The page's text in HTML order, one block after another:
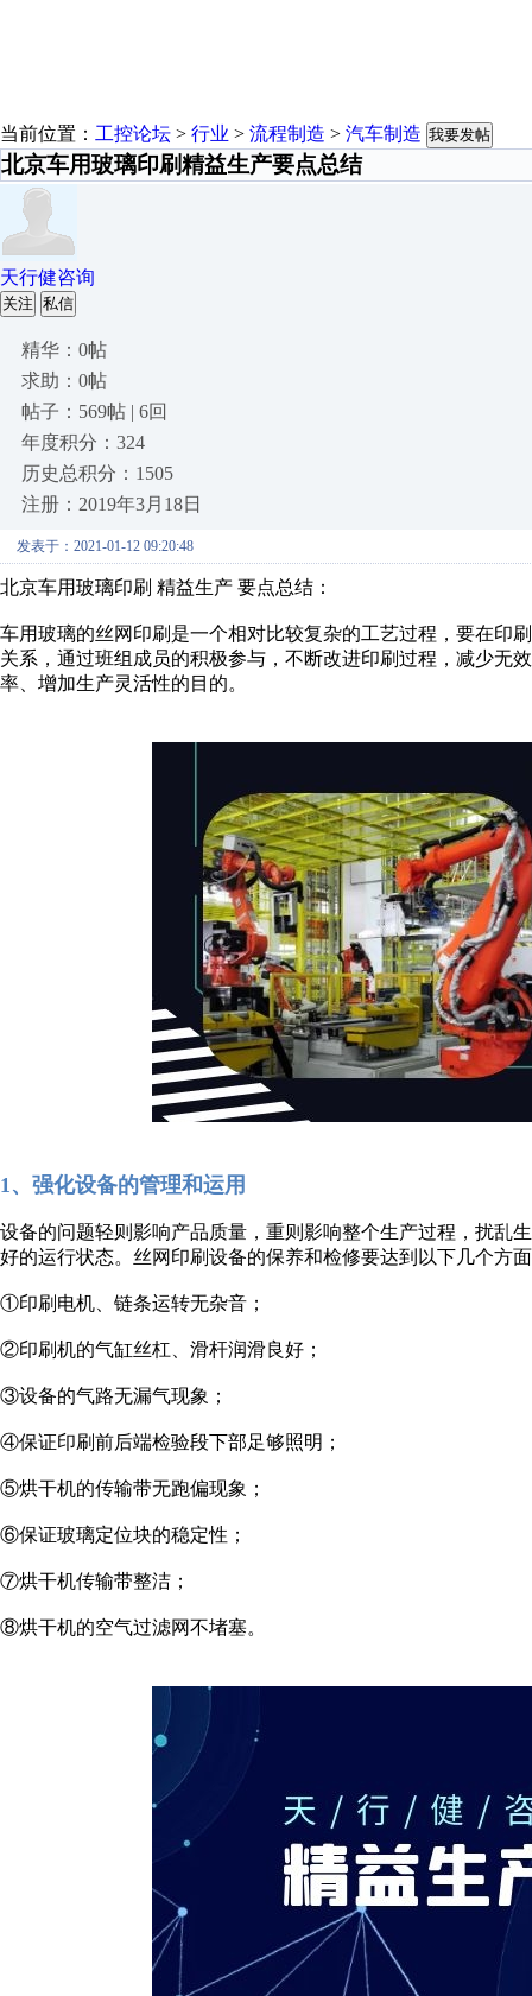
当前位置： 工控论坛 > 行业 > 流程制造 > 汽车制造 我要发帖
北京车用玻璃印刷精益生产要点总结
天行健咨询
关注 私信
精华：0帖
求助：0帖
帖子：569帖 | 6回
年度积分：324
历史总积分：1505
注册：2019年3月18日
发表于：2021-01-12 09:20:48
北京车用玻璃印刷 精益生产 要点总结：
车用玻璃的丝网印刷是一个相对比较复杂的工艺过程，要在印
关系，通过班组成员的积极参与，不断改进印刷过程，减少无
率、增加生产灵活性的目的。
1、强化设备的管理和运用
设备的问题轻则影响产品质量，重则影响整个生产过程，扰乱
好的运行状态。丝网印刷设备的保养和检修要达到以下几个方
①印刷电机、链条运转无杂音；
②印刷机的气缸丝杠、滑杆润滑良好；
③设备的气路无漏气现象；
④保证印刷前后端检验段下部足够照明；
⑤烘干机的传输带无跑偏现象；
⑥保证玻璃定位块的稳定性；
⑦烘干机传输带整洁；
⑧烘干机的空气过滤网不堵塞。